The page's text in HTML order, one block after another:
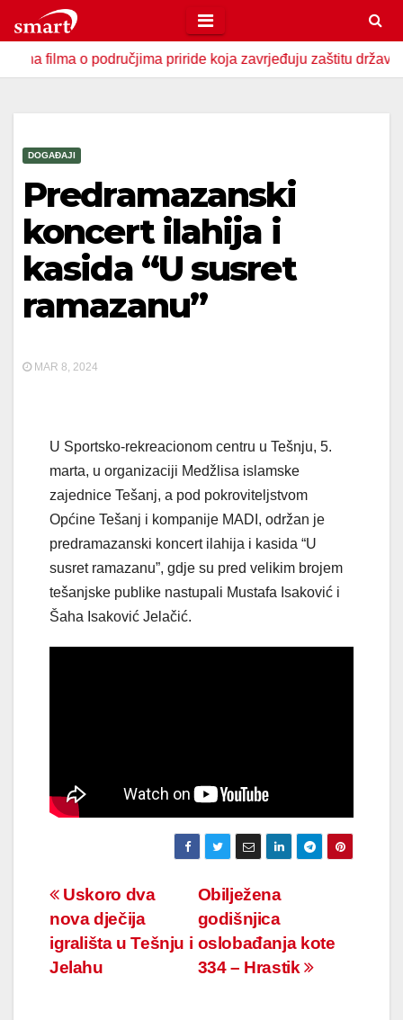
to
contento područjima priride koja zavrjeđuju zaštitu države U
DOGAĐAJI
Predramazanski
koncert ilahija i
kasida “U susret
ramazanu”
MAR 8, 2024
U Sportsko-rekreacionom centru u Tešnju, 5.
marta, u organizaciji Medžlisa islamske
zajednice Tešanj, a pod pokroviteljstvom
Općine Tešanj i kompanije MADI, održan je
predramazanski koncert ilahija i kasida “U
susret ramazanu”, gdje su pred velikim brojem
tešanjske publike nastupali Mustafa Isaković i
Šaha Isaković Jelačić.
Navigacija
članaka
Obilježena
godišnjica
oslobađanja kote
334 – Hrastik
Uskoro dva
nova dječija
igrališta u Tešnju i
Jelahu